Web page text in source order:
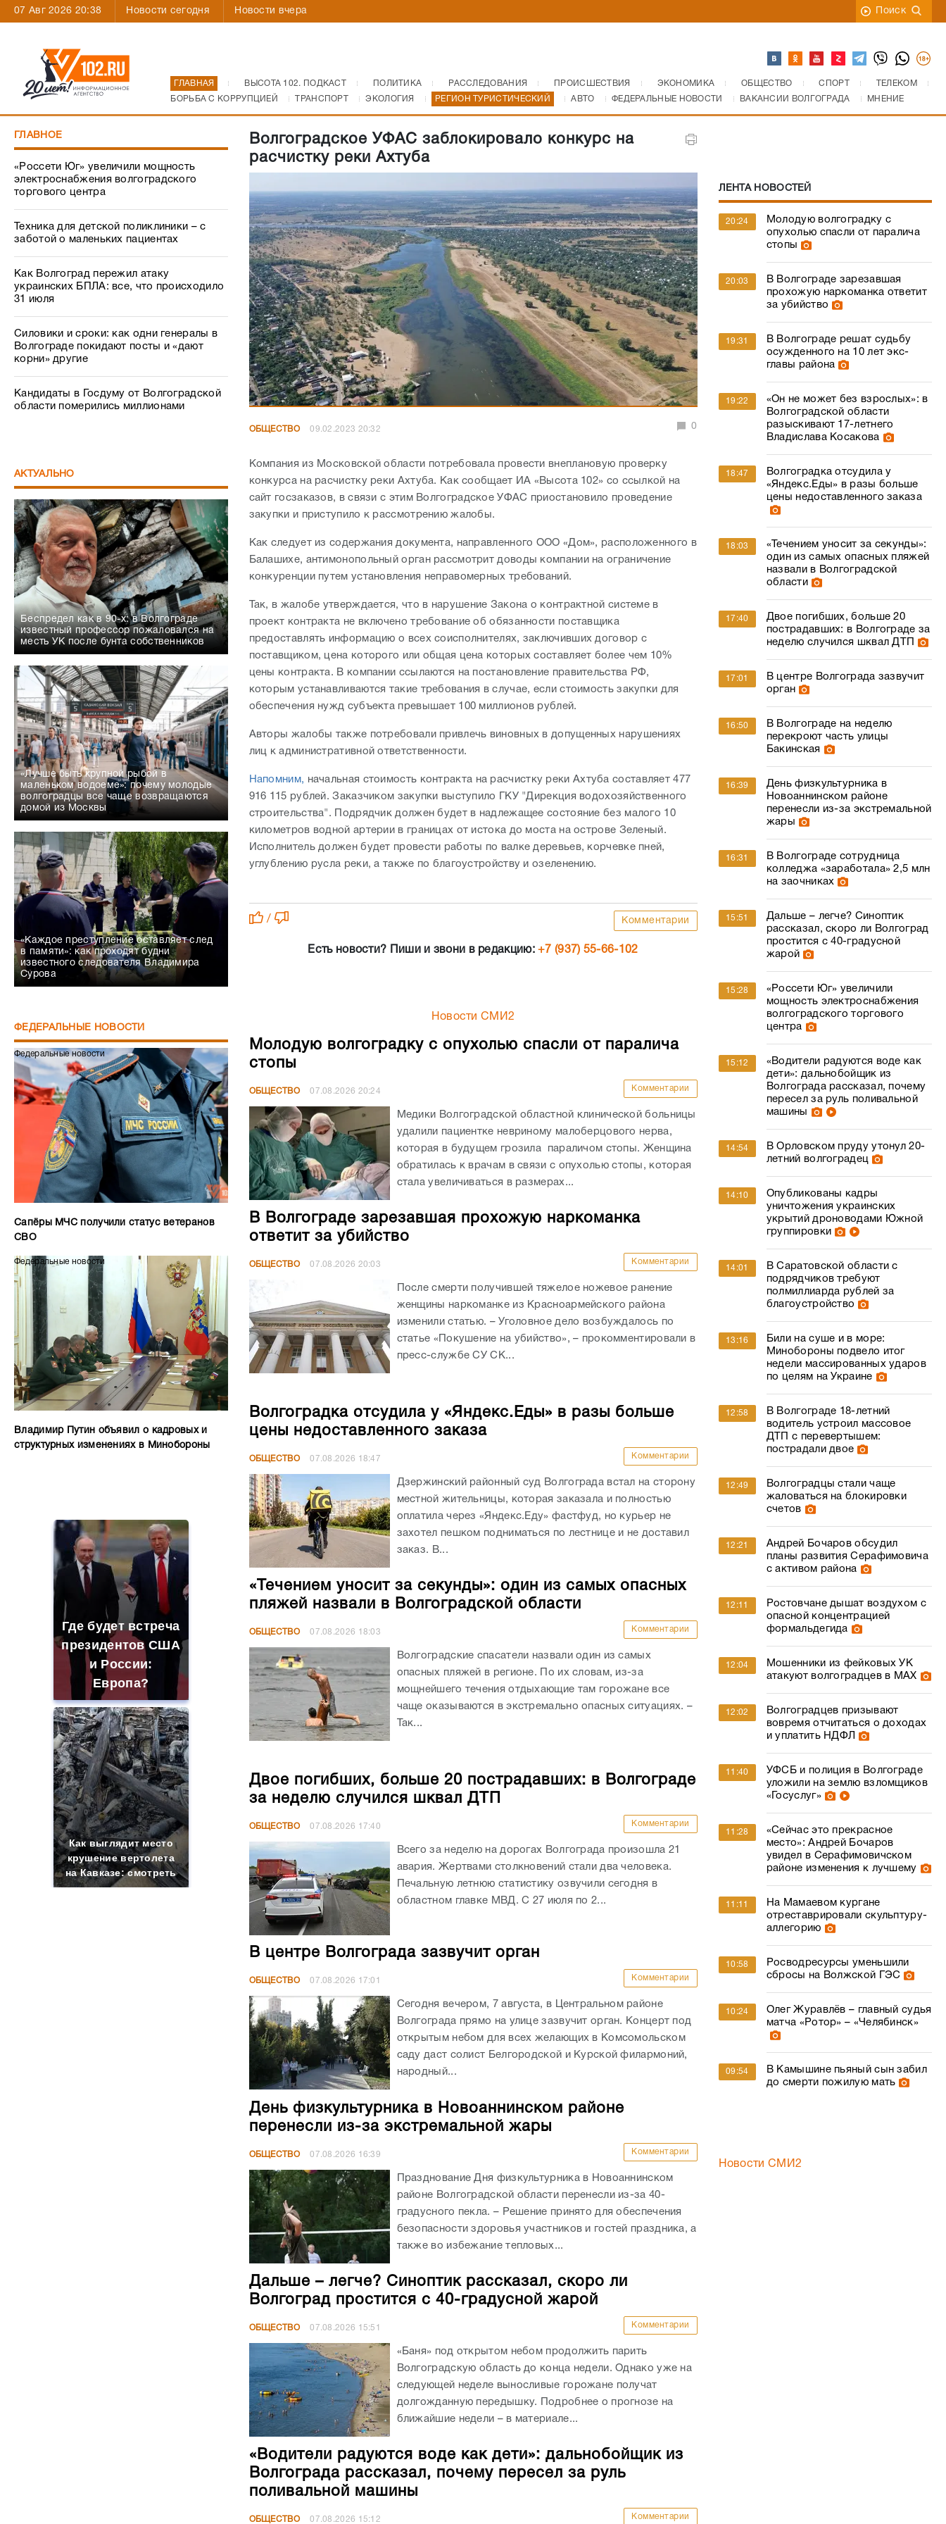
07 Авг 2026 20:38 Новости сегодня Новости вчера Поиск
ГЛАВНАЯ ВЫСОТА 102. ПОДКАСТ ПОЛИТИКА РАССЛЕДОВАНИЯ ПРОИСШЕСТВИЯ ЭКОНОМИКА ОБЩЕСТВО СПОРТ
ТЕЛЕКОМ
БОРЬБА С КОРРУПЦИЕЙ
ТРАНСПОРТ ЭКОЛОГИЯ РЕГИОН ТУРИСТИЧЕСКИЙ АВТО ФЕДЕРАЛЬНЫЕ НОВОСТИ ВАКАНСИИ ВОЛГОГРАДА МНЕНИЕ
ГЛАВНОЕ
«Россети Юг» увеличили мощность
электроснабжения волгоградского
торгового центра
Техника для детской поликлиники – с
заботой о маленьких пациентах
Как Волгоград пережил атаку
украинских БПЛА: все, что происходило
31 июля
Силовики и сроки: как одни генералы в
Волгограде покидают посты и «дают
корни» другие
Кандидаты в Госдуму от Волгоградской
области померились миллионами
АКТУАЛЬНО
Беспредел как в 90-х: в Волгограде
известный профессор пожаловался на
месть УК после бунта собственников
«Лучше быть крупной рыбой в
маленьком водоеме»: почему молодые
волгоградцы все чаще возвращаются
домой из Москвы
«Каждое преступление оставляет след
в памяти»: как проходят будни
известного следователя Владимира
Сурова
ФЕДЕРАЛЬНЫЕ НОВОСТИ
Федеральные новости
Сапёры МЧС получили статус ветеранов
СВО
Федеральные новости
Владимир Путин объявил о кадровых и
структурных изменениях в Минобороны
Где будет встреча
президентов США
и России:
Европа?
Как выглядит место
крушение вертолета
на Кавказе: смотреть
Волгоградское УФАС заблокировало конкурс на
расчистку реки Ахтуба
ОБЩЕСТВО 09.02.2023 20:32 0
Компания из Московской области потребовала провести внеплановую проверку
конкурса на расчистку реки Ахтуба. Как сообщает ИА «Высота 102» со ссылкой на
сайт госзаказов, в связи с этим Волгоградское УФАС приостановило проведение
закупки и приступило к рассмотрению жалобы.
Как следует из содержания документа, направленного ООО «Дом», расположенного в
Балашихе, антимонопольный орган рассмотрит доводы компании на ограничение
конкуренции путем установления неправомерных требований.
Так, в жалобе утверждается, что в нарушение Закона о контрактной системе в
проект контракта не включено требование об обязанности поставщика
предоставлять информацию о всех соисполнителях, заключивших договор с
поставщиком, цена которого или общая цена которых составляет более чем 10%
цены контракта. В компании ссылаются на постановление правительства РФ,
которым устанавливаются такие требования в случае, если стоимость закупки для
обеспечения нужд субъекта превышает 100 миллионов рублей.
Авторы жалобы также потребовали привлечь виновных в допущенных нарушениях
лиц к административной ответственности.
Напомним, начальная стоимость контракта на расчистку реки Ахтуба составляет 477
916 115 рублей. Заказчиком закупки выступило ГКУ "Дирекция водохозяйственного
строительства". Подрядчик должен будет в надлежащее состояние без малого 10
километров водной артерии в границах от истока до моста на острове Зеленый.
Исполнитель должен будет провести работы по валке деревьев, корчевке пней,
углублению русла реки, а также по благоустройству и озеленению.
/ Комментарии
Есть новости? Пиши и звони в редакцию:+7 (937) 55-66-102
Новости СМИ2
Молодую волгоградку с опухолью спасли от паралича
стопы
ОБЩЕСТВО 07.08.2026 20:24 Комментарии
Медики Волгоградской областной клинической больницы
удалили пациентке невриному малоберцового нерва,
которая в будущем грозила параличом стопы. Женщина
обратилась к врачам в связи с опухолью стопы, которая
стала увеличиваться в размерах...
В Волгограде зарезавшая прохожую наркоманка
ответит за убийство
ОБЩЕСТВО 07.08.2026 20:03 Комментарии
После смерти получившей тяжелое ножевое ранение
женщины наркоманке из Красноармейского района
изменили статью. – Уголовное дело возбуждалось по
статье «Покушение на убийство», – прокомментировали в
пресс-службе СУ СК...
Волгоградка отсудила у «Яндекс.Еды» в разы больше
цены недоставленного заказа
ОБЩЕСТВО 07.08.2026 18:47 Комментарии
Дзержинский районный суд Волгограда встал на сторону
местной жительницы, которая заказала и полностью
оплатила через «Яндекс.Еду» фастфуд, но курьер не
захотел пешком подниматься по лестнице и не доставил
заказ. В...
«Течением уносит за секунды»: один из самых опасных
пляжей назвали в Волгоградской области
ОБЩЕСТВО 07.08.2026 18:03 Комментарии
Волгоградские спасатели назвали один из самых
опасных пляжей в регионе. По их словам, из-за
мощнейшего течения отдыхающие там горожане все
чаще оказываются в экстремально опасных ситуациях. –
Так...
Двое погибших, больше 20 пострадавших: в Волгограде
за неделю случился шквал ДТП
ОБЩЕСТВО 07.08.2026 17:40 Комментарии
Всего за неделю на дорогах Волгограда произошла 21
авария. Жертвами столкновений стали два человека.
Печальную летнюю статистику озвучили сегодня в
областном главке МВД. С 27 июля по 2...
В центре Волгограда зазвучит орган
ОБЩЕСТВО 07.08.2026 17:01 Комментарии
Сегодня вечером, 7 августа, в Центральном районе
Волгограда прямо на улице зазвучит орган. Концерт под
открытым небом для всех желающих в Комсомольском
саду даст солист Белгородской и Курской филармоний,
народный...
День физкультурника в Новоаннинском районе
перенесли из-за экстремальной жары
ОБЩЕСТВО 07.08.2026 16:39 Комментарии
Празднование Дня физкультурника в Новоаннинском
районе Волгоградской области перенесли из-за 40-
градусного пекла. – Решение принято для обеспечения
безопасности здоровья участников и гостей праздника, а
также во избежание тепловых...
Дальше – легче? Синоптик рассказал, скоро ли
Волгоград простится с 40-градусной жарой
ОБЩЕСТВО 07.08.2026 15:51 Комментарии
«Баня» под открытом небом продолжить парить
Волгоградскую область до конца недели. Однако уже на
следующей неделе выносливые горожане получат
долгожданную передышку. Подробнее о прогнозе на
ближайшие недели – в материале...
«Водители радуются воде как дети»: дальнобойщик из
Волгограда рассказал, почему пересел за руль
поливальной машины
ОБЩЕСТВО 07.08.2026 15:12 Комментарии
ЛЕНТА НОВОСТЕЙ
20:24
Молодую волгоградку с
опухолью спасли от паралича
стопы
20:03
В Волгограде зарезавшая
прохожую наркоманка ответит
за убийство
19:31
В Волгограде решат судьбу
осужденного на 10 лет экс-
главы района
19:22
«Он не может без взрослых»: в
Волгоградской области
разыскивают 17-летнего
Владислава Косакова
18:47
Волгоградка отсудила у
«Яндекс.Еды» в разы больше
цены недоставленного заказа
18:03
«Течением уносит за секунды»:
один из самых опасных пляжей
назвали в Волгоградской
области
17:40
Двое погибших, больше 20
пострадавших: в Волгограде за
неделю случился шквал ДТП
17:01
В центре Волгограда зазвучит
орган
16:50
В Волгограде на неделю
перекроют часть улицы
Бакинская
16:39
День физкультурника в
Новоаннинском районе
перенесли из-за экстремальной
жары
16:31
В Волгограде сотрудница
колледжа «заработала» 2,5 млн
на заочниках
15:51
Дальше – легче? Синоптик
рассказал, скоро ли Волгоград
простится с 40-градусной
жарой
15:28
«Россети Юг» увеличили
мощность электроснабжения
волгоградского торгового
центра
15:12
«Водители радуются воде как
дети»: дальнобойщик из
Волгограда рассказал, почему
пересел за руль поливальной
машины
14:54
В Орловском пруду утонул 20-
летний волгоградец
14:10
Опубликованы кадры
уничтожения украинских
укрытий дроноводами Южной
группировки
14:01
В Саратовской области с
подрядчиков требуют
полмиллиарда рублей за
благоустройство
13:16
Били на суше и в море:
Минобороны подвело итог
недели массированных ударов
по целям на Украине
12:58
В Волгограде 18-летний
водитель устроил массовое
ДТП с перевертышем:
пострадали двое
12:49
Волгоградцы стали чаще
жаловаться на блокировки
счетов
12:21
Андрей Бочаров обсудил
планы развития Серафимовича
с активом района
12:11
Ростовчане дышат воздухом с
опасной концентрацией
формальдегида
12:04
Мошенники из фейковых УК
атакуют волгоградцев в МАХ
12:02
Волгоградцев призывают
вовремя отчитаться о доходах
и уплатить НДФЛ
11:40
УФСБ и полиция в Волгограде
уложили на землю взломщиков
«Госуслуг»
11:28
«Сейчас это прекрасное
место»: Андрей Бочаров
увидел в Серафимовичском
районе изменения к лучшему
11:11
На Мамаевом кургане
отреставрировали скульптуру-
аллегорию
10:58
Росводресурсы уменьшили
сбросы на Волжской ГЭС
10:24
Олег Журавлёв – главный судья
матча «Ротор» – «Челябинск»
09:54
В Камышине пьяный сын забил
до смерти пожилую мать
Новости СМИ2